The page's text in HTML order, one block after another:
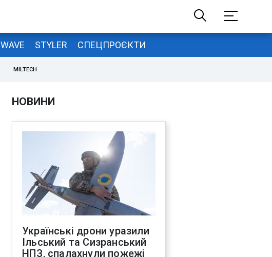
WAVE STYLER СПЕЦПРОЄКТИ
MILTECH
НОВИНИ
Українські дрони уразили
Ільський та Сизранський
НПЗ, спалахнули пожежі